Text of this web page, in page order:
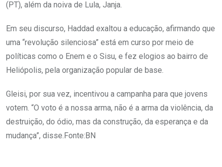
(PT), além da noiva de Lula, Janja.
Em seu discurso, Haddad exaltou a educação, afirmando que
uma “revolução silenciosa” está em curso por meio de
políticas como o Enem e o Sisu, e fez elogios ao bairro de
Heliópolis, pela organização popular de base.
Gleisi, por sua vez, incentivou a campanha para que jovens
votem. “O voto é a nossa arma, não é a arma da violência, da
destruição, do ódio, mas da construção, da esperança e da
mudança”, disse.Fonte:BN